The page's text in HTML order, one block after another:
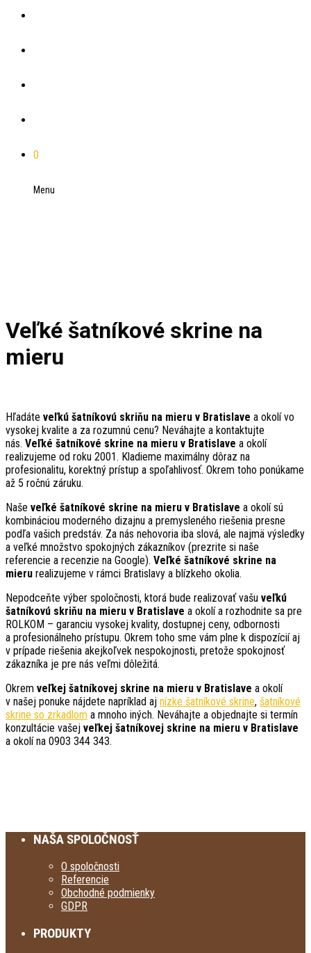
0
Menu
Veľké šatníkové skrine na
mieru
Hľadáte veľkú šatníkovú skriňu na mieru v Bratislave a okolí vo
vysokej kvalite a za rozumnú cenu? Neváhajte a kontaktujte
nás. Veľké šatníkové skrine na mieru v Bratislave a okolí
realizujeme od roku 2001. Kladieme maximálny dôraz na
profesionalitu, korektný prístup a spoľahlivosť. Okrem toho ponúkame
až 5 ročnú záruku.
Naše veľké šatníkové skrine na mieru v Bratislave a okolí sú
kombináciou moderného dizajnu a premysleného riešenia presne
podľa vašich predstáv. Za nás nehovoria iba slová, ale najmä výsledky
a veľké množstvo spokojných zákazníkov (prezrite si naše
referencie a recenzie na Google). Veľké šatníkové skrine na
mieru realizujeme v rámci Bratislavy a blízkeho okolia.
Nepodceňte výber spoločnosti, ktorá bude realizovať vašu veľkú
šatníkovú skriňu na mieru v Bratislave a okolí a rozhodnite sa pre
ROLKOM – garanciu vysokej kvality, dostupnej ceny, odbornosti
a profesionálneho prístupu. Okrem toho sme vám plne k dispozícií aj
v prípade riešenia akejkoľvek nespokojnosti, pretože spokojnosť
zákazníka je pre nás veľmi dôležitá.
Okrem veľkej šatníkovej skrine na mieru v Bratislave a okolí
v našej ponuke nájdete napríklad aj nízke šatníkové skrine, šatníkové
skrine so zrkadlom a mnoho iných. Neváhajte a objednajte si termín
konzultácie vašej veľkej šatníkovej skrine na mieru v Bratislave
a okolí na 0903 344 343.
NAŠA SPOLOČNOSŤ
O spoločnosti
Referencie
Obchodné podmienky
GDPR
PRODUKTY